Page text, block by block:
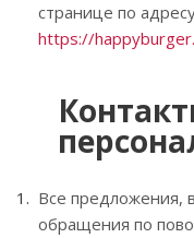
странице по
https://
Все предложения,
обращения по